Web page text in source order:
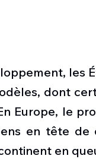
les
dont
Europe, le
en tête de
en